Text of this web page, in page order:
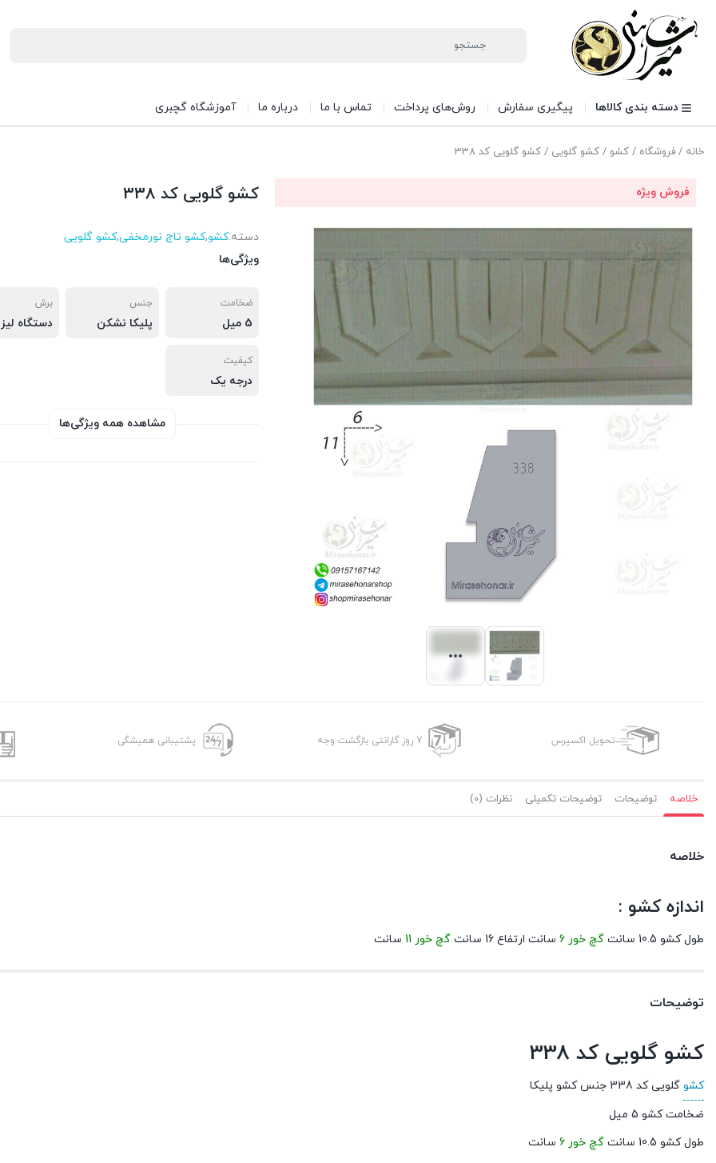
دسته بندی کالاها پیگیری سفارش روش‌های پرداخت تماس با ما درباره ما آموزشگاه گچبری
خانه / فروشگاه / کشو / کشو گلویی / کشو گلویی کد 338
فروش ویژه کشو گلویی کد 338
دسته:کشو,کشو تاج نورمخفی,کشو گلویی
ویژگی‌ها
ضخامت
5 میل
جنس
پلیکا نشکن
برش
دستگاه
کیفیت
درجه یک
مشاهده همه ویژگی‌ها
تحویل اکسپرس 7 روز گارانتی بازگشت وجه پشتیبانی همیشگی
خلاصه توضیحات توضیحات تکمیلی نظرات (0)
خلاصه
اندازه کشو :
طول کشو 10.5 سانت گچ خور 6 سانت ارتفاع 16 سانت گچ خور 11 سانت
توضیحات
کشو گلویی کد 338
کشو گلویی کد 338 جنس کشو پلیکا
ضخامت کشو 5 میل
طول کشو 10.5 سانت
گچ خور 6
سانت